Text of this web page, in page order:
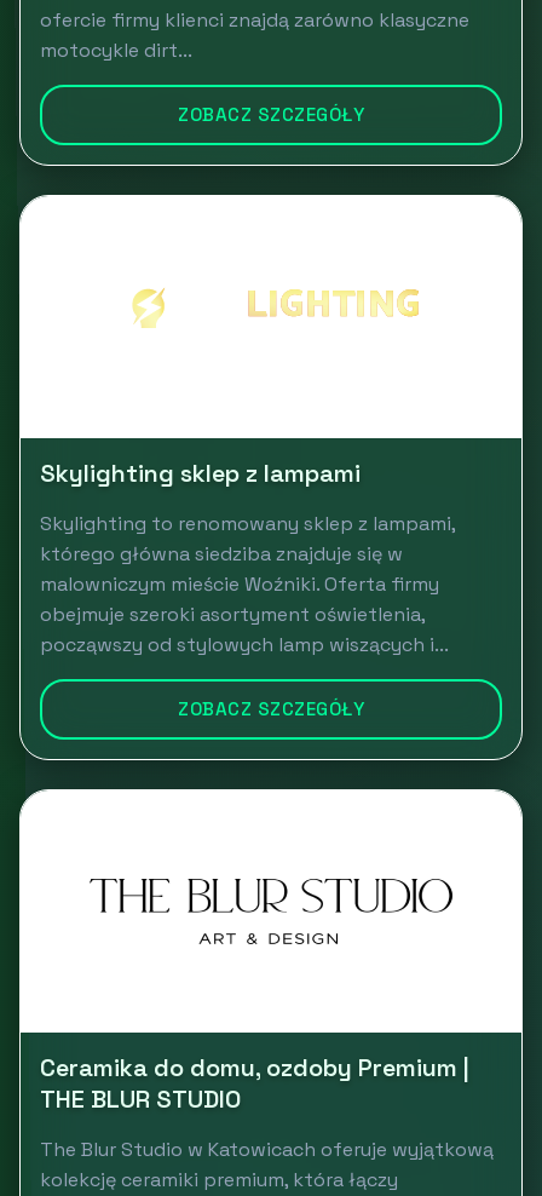
ofercie firmy klienci znajdą zarówno klasyczne
motocykle dirt...
ZOBACZ SZCZEGÓŁY
Skylighting sklep z lampami
Skylighting to renomowany sklep z lampami,
którego główna siedziba znajduje się w
malowniczym mieście Woźniki. Oferta firmy
obejmuje szeroki asortyment oświetlenia,
począwszy od stylowych lamp wiszących i...
ZOBACZ SZCZEGÓŁY
Ceramika do domu, ozdoby Premium |
THE BLUR STUDIO
The Blur Studio w Katowicach oferuje wyjątkową
kolekcję ceramiki premium, która łączy